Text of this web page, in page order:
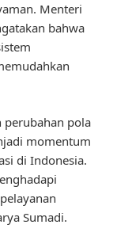
Menteri
bahwa
perubahan pola
momentum
di Indonesia.
Sumadi.